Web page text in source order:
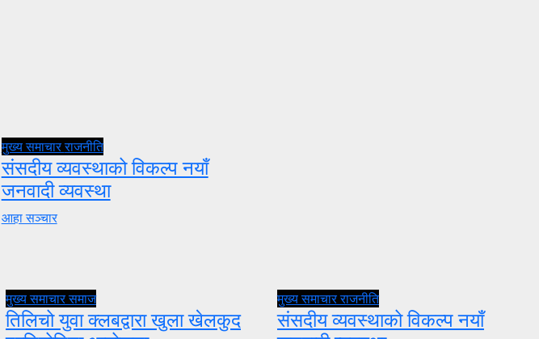
मुख्य समाचारराजनीति
संसदीय व्यवस्थाको विकल्प नयाँ
जनवादी व्यवस्था
आहा सञ्चार
मुख्य समाचारसमाज
तिलिचो युवा क्लबद्वारा खुला खेलकुद
मुख्य समाचारराजनीति
संसदीय व्यवस्थाको विकल्प नयाँ